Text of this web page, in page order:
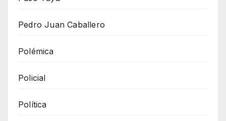
Pedro Juan Caballero
Polémica
Policial
Política